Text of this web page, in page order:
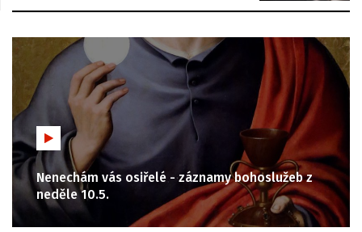
Nenechám vás osiřelé - záznamy bohoslužeb z
neděle 10.5.